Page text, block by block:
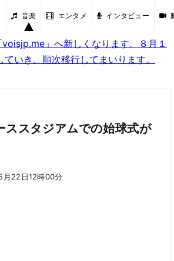
音楽 エンタメ インタビュー
」へ新しくなります。８月１
いき、順次移行してまいります。
ススタジアムでの始球式が
月22日12時00分